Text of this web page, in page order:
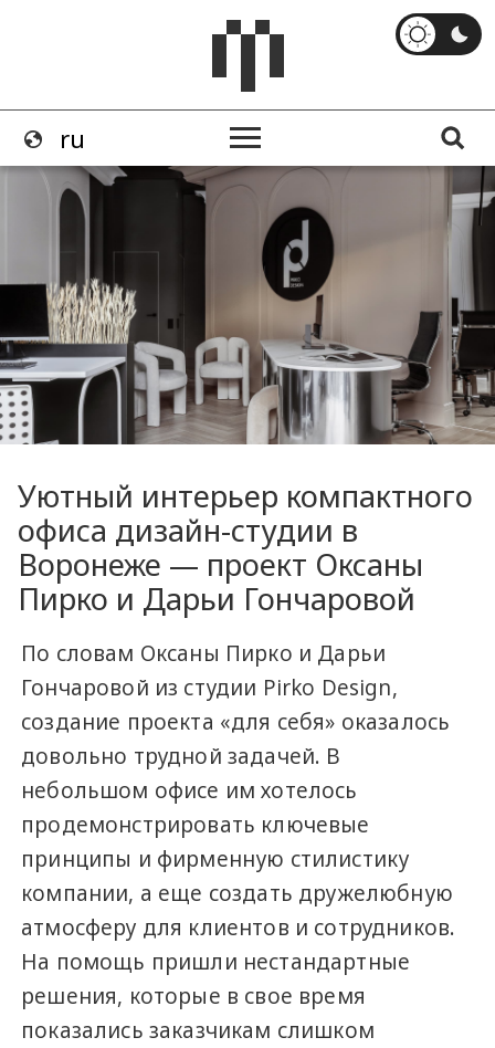
Уютный интерьер компактного
офиса дизайн-студии в
Воронеже — проект Оксаны
Пирко и Дарьи Гончаровой
По словам Оксаны Пирко и Дарьи
Гончаровой из студии Pirko Design,
создание проекта «для себя» оказалось
довольно трудной задачей. В
небольшом офисе им хотелось
продемонстрировать ключевые
принципы и фирменную стилистику
компании, а еще создать дружелюбную
атмосферу для клиентов и сотрудников.
На помощь пришли нестандартные
решения, которые в свое время
показались заказчикам слишком